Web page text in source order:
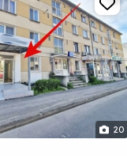
20